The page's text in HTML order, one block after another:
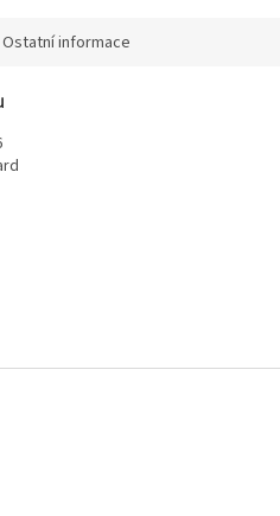
Ostatní informace